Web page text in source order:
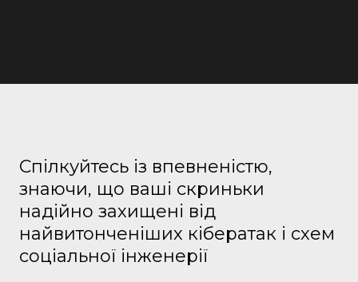
Спілкуйтесь із впевненістю,
знаючи, що ваші скриньки
надійно захищені від
найвитонченіших кібератак і схем
соціальної інженерії